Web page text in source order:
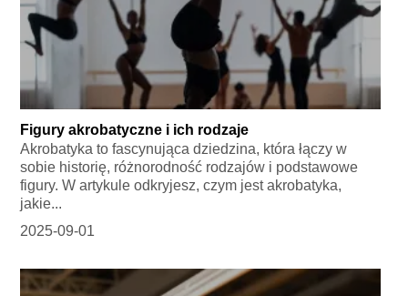
Figury akrobatyczne i ich rodzaje
Akrobatyka to fascynująca dziedzina, która łączy w
sobie historię, różnorodność rodzajów i podstawowe
figury. W artykule odkryjesz, czym jest akrobatyka,
jakie...
2025-09-01